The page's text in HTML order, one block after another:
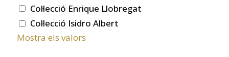
Col·lecció Enrique Llobregat
Col·lecció Isidro Albert
Mostra els valors